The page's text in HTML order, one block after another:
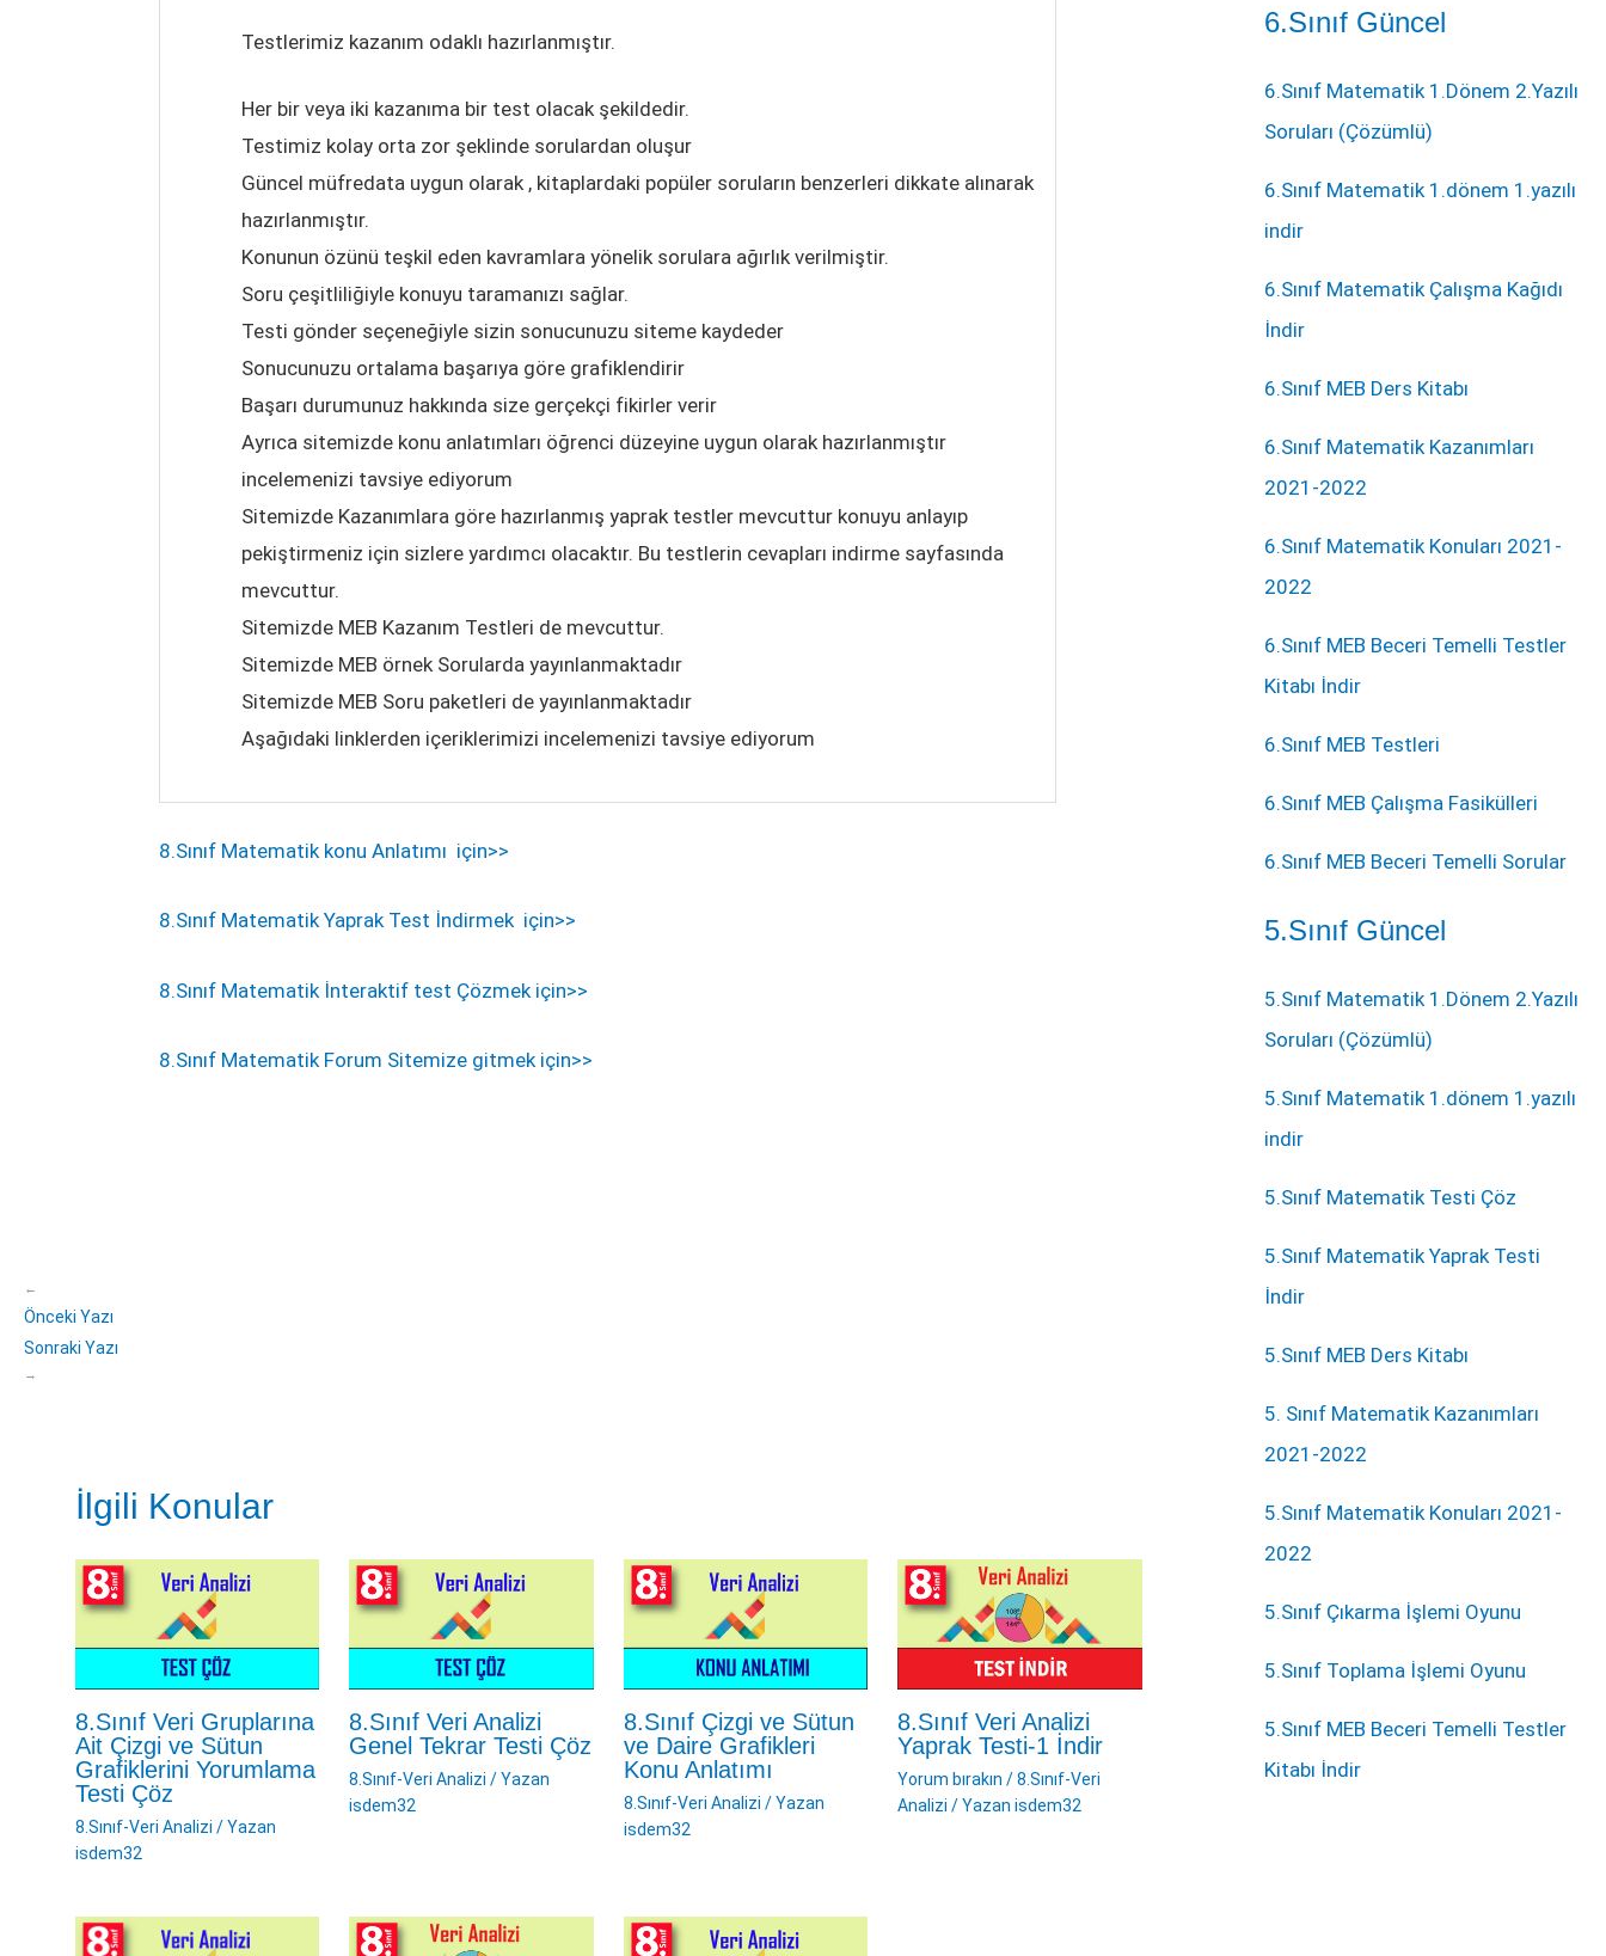
Testlerimiz kazanım odaklı hazırlanmıştır.
Her bir veya iki kazanıma bir test olacak şekildedir.
Testimiz kolay orta zor şeklinde sorulardan oluşur
Güncel müfredata uygun olarak , kitaplardaki popüler soruların benzerleri dikkate alınarak
hazırlanmıştır.
Konunun özünü teşkil eden kavramlara yönelik sorulara ağırlık verilmiştir.
Soru çeşitliliğiyle konuyu taramanızı sağlar.
Testi gönder seçeneğiyle sizin sonucunuzu siteme kaydeder
Sonucunuzu ortalama başarıya göre grafiklendirir
Başarı durumunuz hakkında size gerçekçi fikirler verir
Ayrıca sitemizde konu anlatımları öğrenci düzeyine uygun olarak hazırlanmıştır
incelemenizi tavsiye ediyorum
Sitemizde Kazanımlara göre hazırlanmış yaprak testler mevcuttur konuyu anlayıp
pekiştirmeniz için sizlere yardımcı olacaktır. Bu testlerin cevapları indirme sayfasında
mevcuttur.
Sitemizde MEB Kazanım Testleri de mevcuttur.
Sitemizde MEB örnek Sorularda yayınlanmaktadır
Sitemizde MEB Soru paketleri de yayınlanmaktadır
Aşağıdaki linklerden içeriklerimizi incelemenizi tavsiye ediyorum
8.Sınıf Matematik konu Anlatımı için>>
8.Sınıf Matematik Yaprak Test İndirmek için>>
8.Sınıf Matematik İnteraktif test Çözmek için>>
8.Sınıf Matematik Forum Sitemize gitmek için>>
←
Önceki Yazı
Sonraki Yazı
→
İlgili Konular
8.Sınıf Veri Gruplarına
Ait Çizgi ve Sütun
Grafiklerini Yorumlama
Testi Çöz
8.Sınıf-Veri Analizi / Yazan
isdem32
8.Sınıf Veri Analizi
Genel Tekrar Testi Çöz
8.Sınıf-Veri Analizi / Yazan
isdem32
8.Sınıf Çizgi ve Sütun
ve Daire Grafikleri
Konu Anlatımı
8.Sınıf-Veri Analizi / Yazan
isdem32
8.Sınıf Veri Analizi
Yaprak Testi-1 İndir
Yorum bırakın /8.Sınıf-Veri
Analizi / Yazan isdem32
6.Sınıf Güncel
6.Sınıf Matematik 1.Dönem 2.Yazılı
Soruları (Çözümlü)
6.Sınıf Matematik 1.dönem 1.yazılı
indir
6.Sınıf Matematik Çalışma Kağıdı
İndir
6.Sınıf MEB Ders Kitabı
6.Sınıf Matematik Kazanımları
2021-2022
6.Sınıf Matematik Konuları 2021-
2022
6.Sınıf MEB Beceri Temelli Testler
Kitabı İndir
6.Sınıf MEB Testleri
6.Sınıf MEB Çalışma Fasikülleri
6.Sınıf MEB Beceri Temelli Sorular
5.Sınıf Güncel
5.Sınıf Matematik 1.Dönem 2.Yazılı
Soruları (Çözümlü)
5.Sınıf Matematik 1.dönem 1.yazılı
indir
5.Sınıf Matematik Testi Çöz
5.Sınıf Matematik Yaprak Testi
İndir
5.Sınıf MEB Ders Kitabı
5. Sınıf Matematik Kazanımları
2021-2022
5.Sınıf Matematik Konuları 2021-
2022
5.Sınıf Çıkarma İşlemi Oyunu
5.Sınıf Toplama İşlemi Oyunu
5.Sınıf MEB Beceri Temelli Testler
Kitabı İndir